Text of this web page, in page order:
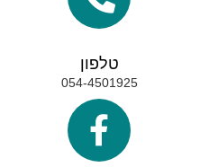
טלפון
054-4501925